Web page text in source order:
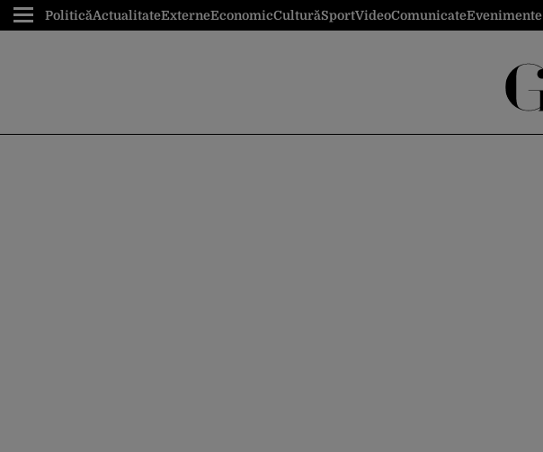
PoliticăActualitateExterneEconomicCulturăSportVideoComunicateEvenimente